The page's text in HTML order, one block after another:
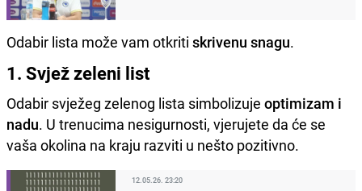
Odabir lista može vam otkriti skrivenu snagu.
1. Svjež zeleni list
Odabir svježeg zelenog lista simbolizuje optimizam i
nadu. U trenucima nesigurnosti, vjerujete da će se
vaša okolina na kraju razviti u nešto pozitivno.
12.05.26. 23:20